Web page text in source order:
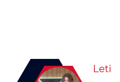
Leti